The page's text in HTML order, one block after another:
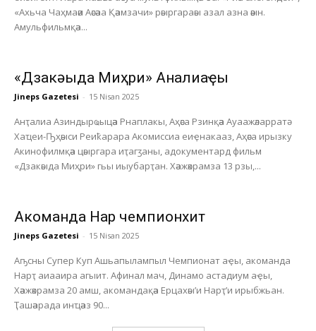
«Ахьча Чаҳмаәи Аәсәаа Қәамзачи» рәыргараәы азал азна әәын.
Амульфильмқәа...
«Дзакәыда Миҳри» Анҭалиаҿы
Jineps Gazetesi - 15 Nisan 2025
Анҭалиа Азиндырҩыцәа Рнаплакы, Аҳәса Рзинқәа Ауаажәларратә
Хаҵеи-Ҧҳәыси Реиҟарара Акомиссиа еиҿнакааз, Аҳәса ирызку
Акинофилмқәа цәыргара иҭагӡаны, адокументард фильм
«Дзакәыда Миҳри» гьы иыубарҭан. Хәажәкрамза 13 рзы,...
Акоманда Нарҭ чемпионхит
Jineps Gazetesi - 15 Nisan 2025
Аҧсны Супер Куп Ашьапылампыл Чемпионат аҿы, акоманда
Нарҭ аиааира агыит. Афинал мач, Динамо астадиум аҿы,
Хәажәкрамза 20 амш, акомандақәа Ерцахәы’и Нарҭ’и ирыбжьан.
Ҭашәарада инҵәаз 90...